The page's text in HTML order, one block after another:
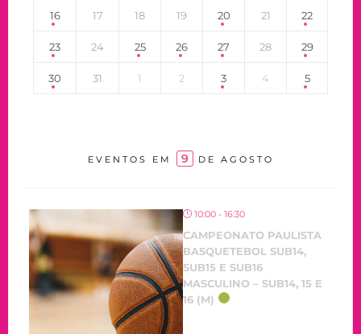
16 17 18 19 20 21 22
23 24 25 26 27 28 29
30 31 1 2 3 4 5
EVENTOS EM 9 DE AGOSTO
10:00 - 16:30
CAMPEONATO PAULISTA
BASQUETEBOL SUB14,
SUB15 E SUB16
MASCULINO – SUB14, 15 E
16 (M)